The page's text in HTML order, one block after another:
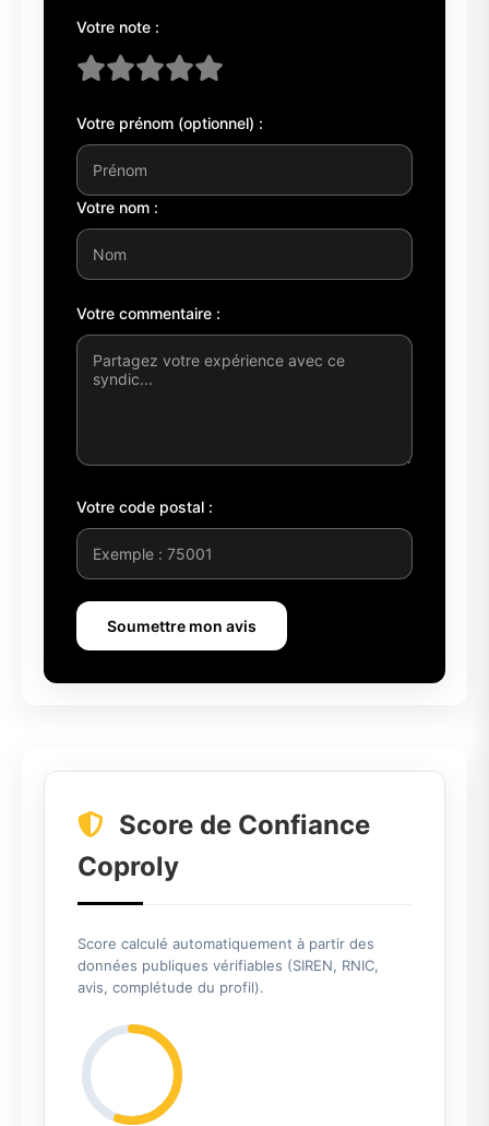
Votre note :
Votre prénom (optionnel) :
Votre nom :
Votre commentaire :
Votre code postal :
Soumettre mon avis
Score de Confiance
Coproly
Score calculé automatiquement à partir des
données publiques vérifiables (SIREN, RNIC,
avis, complétude du profil).